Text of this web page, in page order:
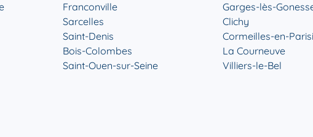
Franconville
Sarcelles
Saint-Denis
Bois-Colombes
Saint-Ouen-sur-Seine
Garges-lès-
Clichy
Cormeilles-en-
La Courneuve
Villiers-le-Bel